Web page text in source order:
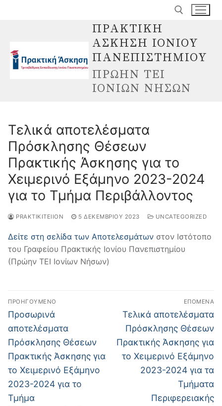
Αναζήτηση για:
ΠΡΑΚΤΙΚΗ
ΑΣΚΗΣΗ ΙΟΝΙΟΥ
ΠΑΝΕΠΙΣΤΗΜΙΟΥ
ΠΡΩΗΝ ΤΕΙ
ΙΟΝΙΩΝ ΝΗΣΩΝ
Τελικά αποτελέσματα
Πρόσκλησης Θέσεων
Πρακτικής Άσκησης για το
Χειμερινό Εξάμηνο 2023-2024
για το Τμήμα Περιβάλλοντος
PRAKTIKITEIION 5 ΔΕΚΕΜΒΡΊΟΥ 2023 UNCATEGORIZED
Δείτε στη σελίδα των Αποτελεσμάτων στον Ιστότοπο
του Γραφείου Πρακτικής Ιονίου Πανεπιστημίου
(Πρώην ΤΕΙ Ιονίων Νήσων)
Πλοήγηση
άρθρων
ΠΡΟΗΓΟΎΜΕΝΟ
Προηγούμενο
άρθρο:
Προσωρινά
αποτελέσματα
Πρόσκλησης Θέσεων
Πρακτικής Άσκησης για
το Χειμερινό Εξάμηνο
2023-2024 για το
Τμήμα
ΕΠΌΜΕΝΑ
Επόμενο
άρθρο:
Τελικά αποτελέσματα
Πρόσκλησης Θέσεων
Πρακτικής Άσκησης για
το Χειμερινό Εξάμηνο
2023-2024 για τα
Τμήματα
Περιφερειακής